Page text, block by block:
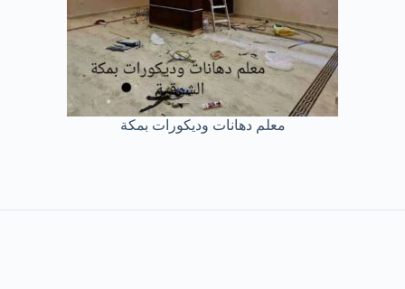
معلم دهانات وديكورات بمكة